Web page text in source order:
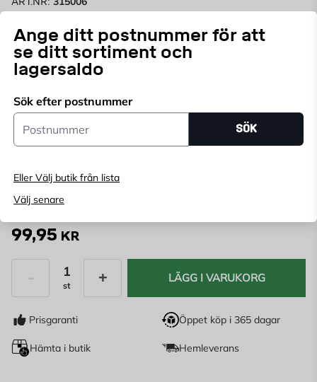
Ange ditt postnummer för att
se ditt sortiment och
lagersaldo
Sök efter postnummer
Postnummer
SÖK
Eller Välj butik från lista
Välj senare
Flexibla Ventilationslösningar. Ventilationsrör Fresh Plåt
Reduktion erbjuder flexibilitet och är idealiska för
cirkulär kanaldragning. Produktegenskaperna
utbud av användningsområden.
Läs mer
Välj butik
Välj butik för att se lagerstatus
99,95 KR
st
LÄGG I VARUKORG
Prisgaranti Öppet köp i 365 dagar
Hämta i butik Hemleverans